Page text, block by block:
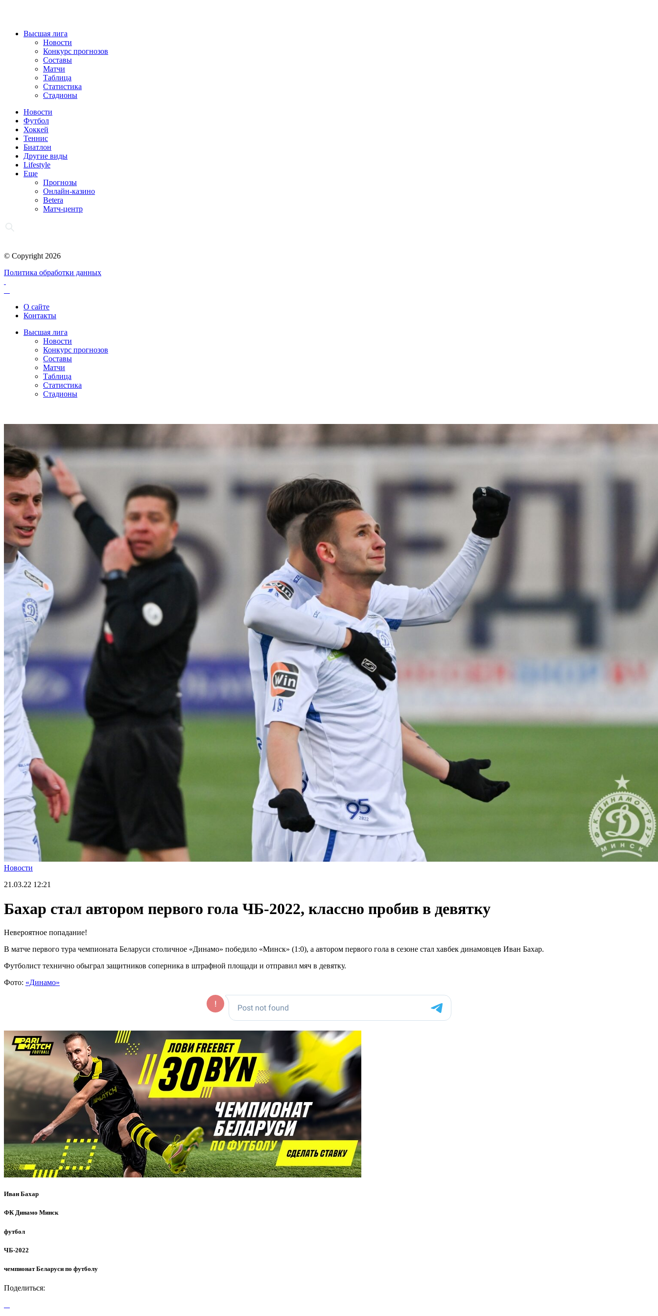
Высшая лига
Новости
Конкурс прогнозов
Составы
Матчи
Таблица
Статистика
Стадионы
Новости
Футбол
Хоккей
Теннис
Биатлон
Другие виды
Lifestyle
Еще
Прогнозы
Онлайн-казино
Betera
Матч-центр
© Copyright 2026
Политика обработки данных
О сайте
Контакты
Высшая лига
Новости
Конкурс прогнозов
Составы
Матчи
Таблица
Статистика
Стадионы
Новости
21.03.22 12:21
Бахар стал автором первого гола ЧБ-2022, классно пробив в девятку
Невероятное попадание!
В матче первого тура чемпионата Беларуси столичное «Динамо» победило «Минск» (1:0), а автором первого гола в сезоне стал хавбек динамовцев Иван Бахар.
Футболист технично обыграл защитников соперника в штрафной площади и отправил мяч в девятку.
Фото: «Динамо»
Иван Бахар
ФК Динамо Минск
футбол
ЧБ-2022
чемпионат Беларуси по футболу
Поделиться: